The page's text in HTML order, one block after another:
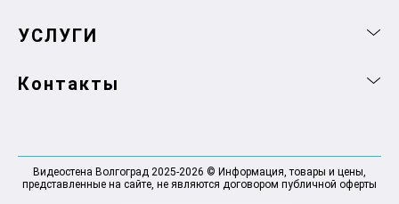
УСЛУГИ
Контакты
Видеостена Волгоград 2025-2026 © Информация, товары и цены,
представленные на сайте, не являются договором публичной оферты